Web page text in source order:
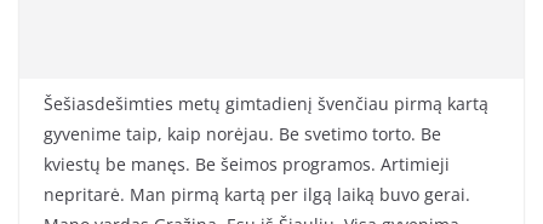
Šešiasdešimties metų gimtadienį švenčiau pirmą kartą
gyvenime taip, kaip norėjau. Be svetimo torto. Be
kviestų be manęs. Be šeimos programos. Artimieji
nepritarė. Man pirmą kartą per ilgą laiką buvo gerai.